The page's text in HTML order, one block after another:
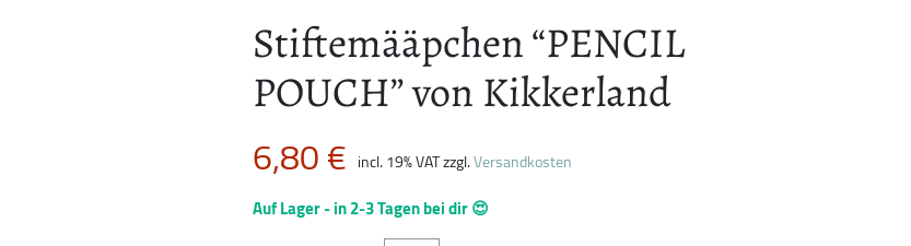
Stiftemääpchen “PENCIL
POUCH” von Kikkerland
6,80€ incl. 19% VATzzgl.Versandkosten
Auf Lager - in 2-3 Tagen bei dir 😍